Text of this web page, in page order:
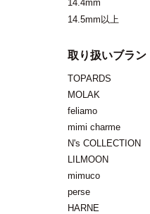
14.4mm
14.5mm以上
取り扱いブラン
TOPARDS
MOLAK
feliamo
mimi charme
N's COLLECTION
LILMOON
mimuco
perse
HARNE